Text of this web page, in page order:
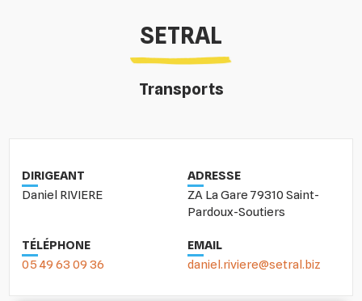
SETRAL
Transports
DIRIGEANT
Daniel RIVIERE
ADRESSE
ZA La Gare 79310 Saint-
Pardoux-Soutiers
TÉLÉPHONE
05 49 63 09 36
EMAIL
daniel.riviere@setral.biz